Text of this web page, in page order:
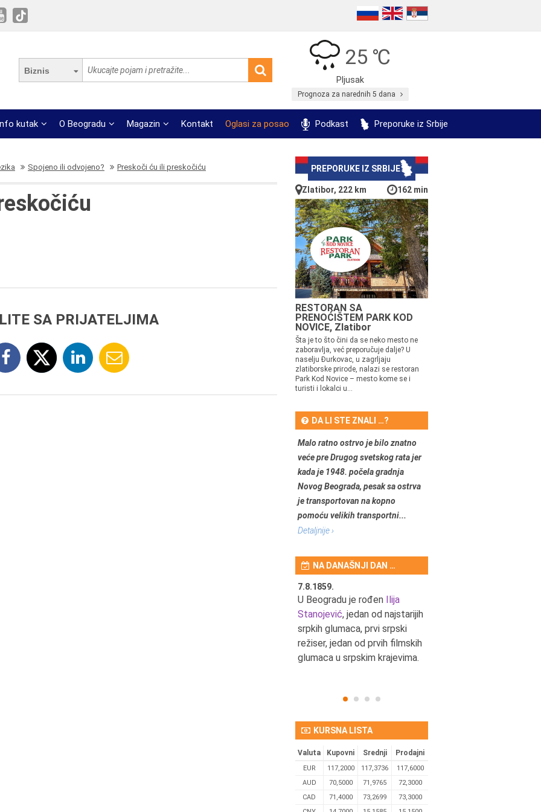
Biznis
25 ℃
Pljusak
Prognoza za narednih 5 dana
kutak O Beogradu Magazin Kontakt Oglasi za posao Podkast Preporuke iz Srbije
Spojeno ili odvojeno? Preskoči ću ili preskočiću
SA PRIJATELJIMA
PREPORUKE IZ SRBIJE
Zlatibor, 222 km 162 min
RESTORAN SA
PRENOĆIŠTEM PARK KOD
NOVICE, Zlatibor
Šta je to što čini da se neko mesto ne
zaboravlja, već preporučuje dalje? U
naselju Đurkovac, u zagrljaju
zlatiborske prirode, nalazi se restoran
Park Kod Novice – mesto kome se i
turisti i lokalci u...
DA LI STE ZNALI …?
Malo ratno ostrvo je bilo znatno
veće pre Drugog svetskog rata jer
kada je 1948. počela gradnja
Novog Beograda, pesak sa ostrva
je transportovan na kopno
pomoću velikih transportni...
Detaljnije ›
NA DANAŠNJI DAN …
7.8.1859.
U Beogradu je rođen Ilija
Stanojević, jedan od najstarijih
srpkih glumaca, prvi srpski
režiser, jedan od prvih filmskih
glumaca u srpskim krajevima.
KURSNA LISTA
Valuta Kupovni Srednji Prodajni
EUR 117,2000 117,3736
117,6000
AUD
70,5000 71,9765
72,3000
CAD
71,4000 73,2699
73,3000